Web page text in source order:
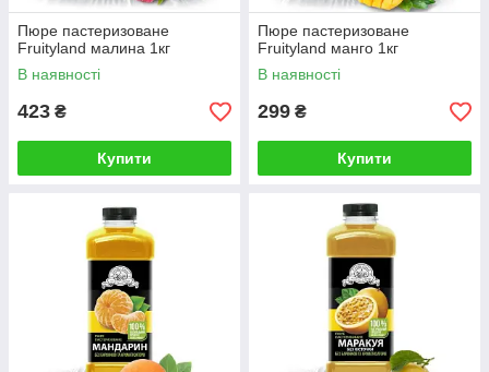
Пюре пастеризоване
Fruityland малина 1кг
В наявності
423 ₴
Купити
Пюре пастеризоване
Fruityland манго 1кг
В наявності
299 ₴
Купити